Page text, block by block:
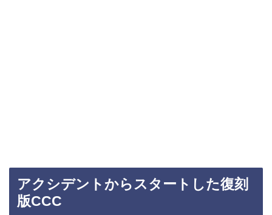
アクシデントからスタートした復刻
版CCC